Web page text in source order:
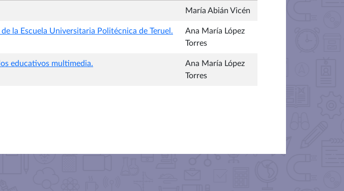
María Abián Vicén
la Escuela Universitaria Politécnica de Teruel.
Ana María López
Torres
educativos multimedia.
Ana María López
Torres